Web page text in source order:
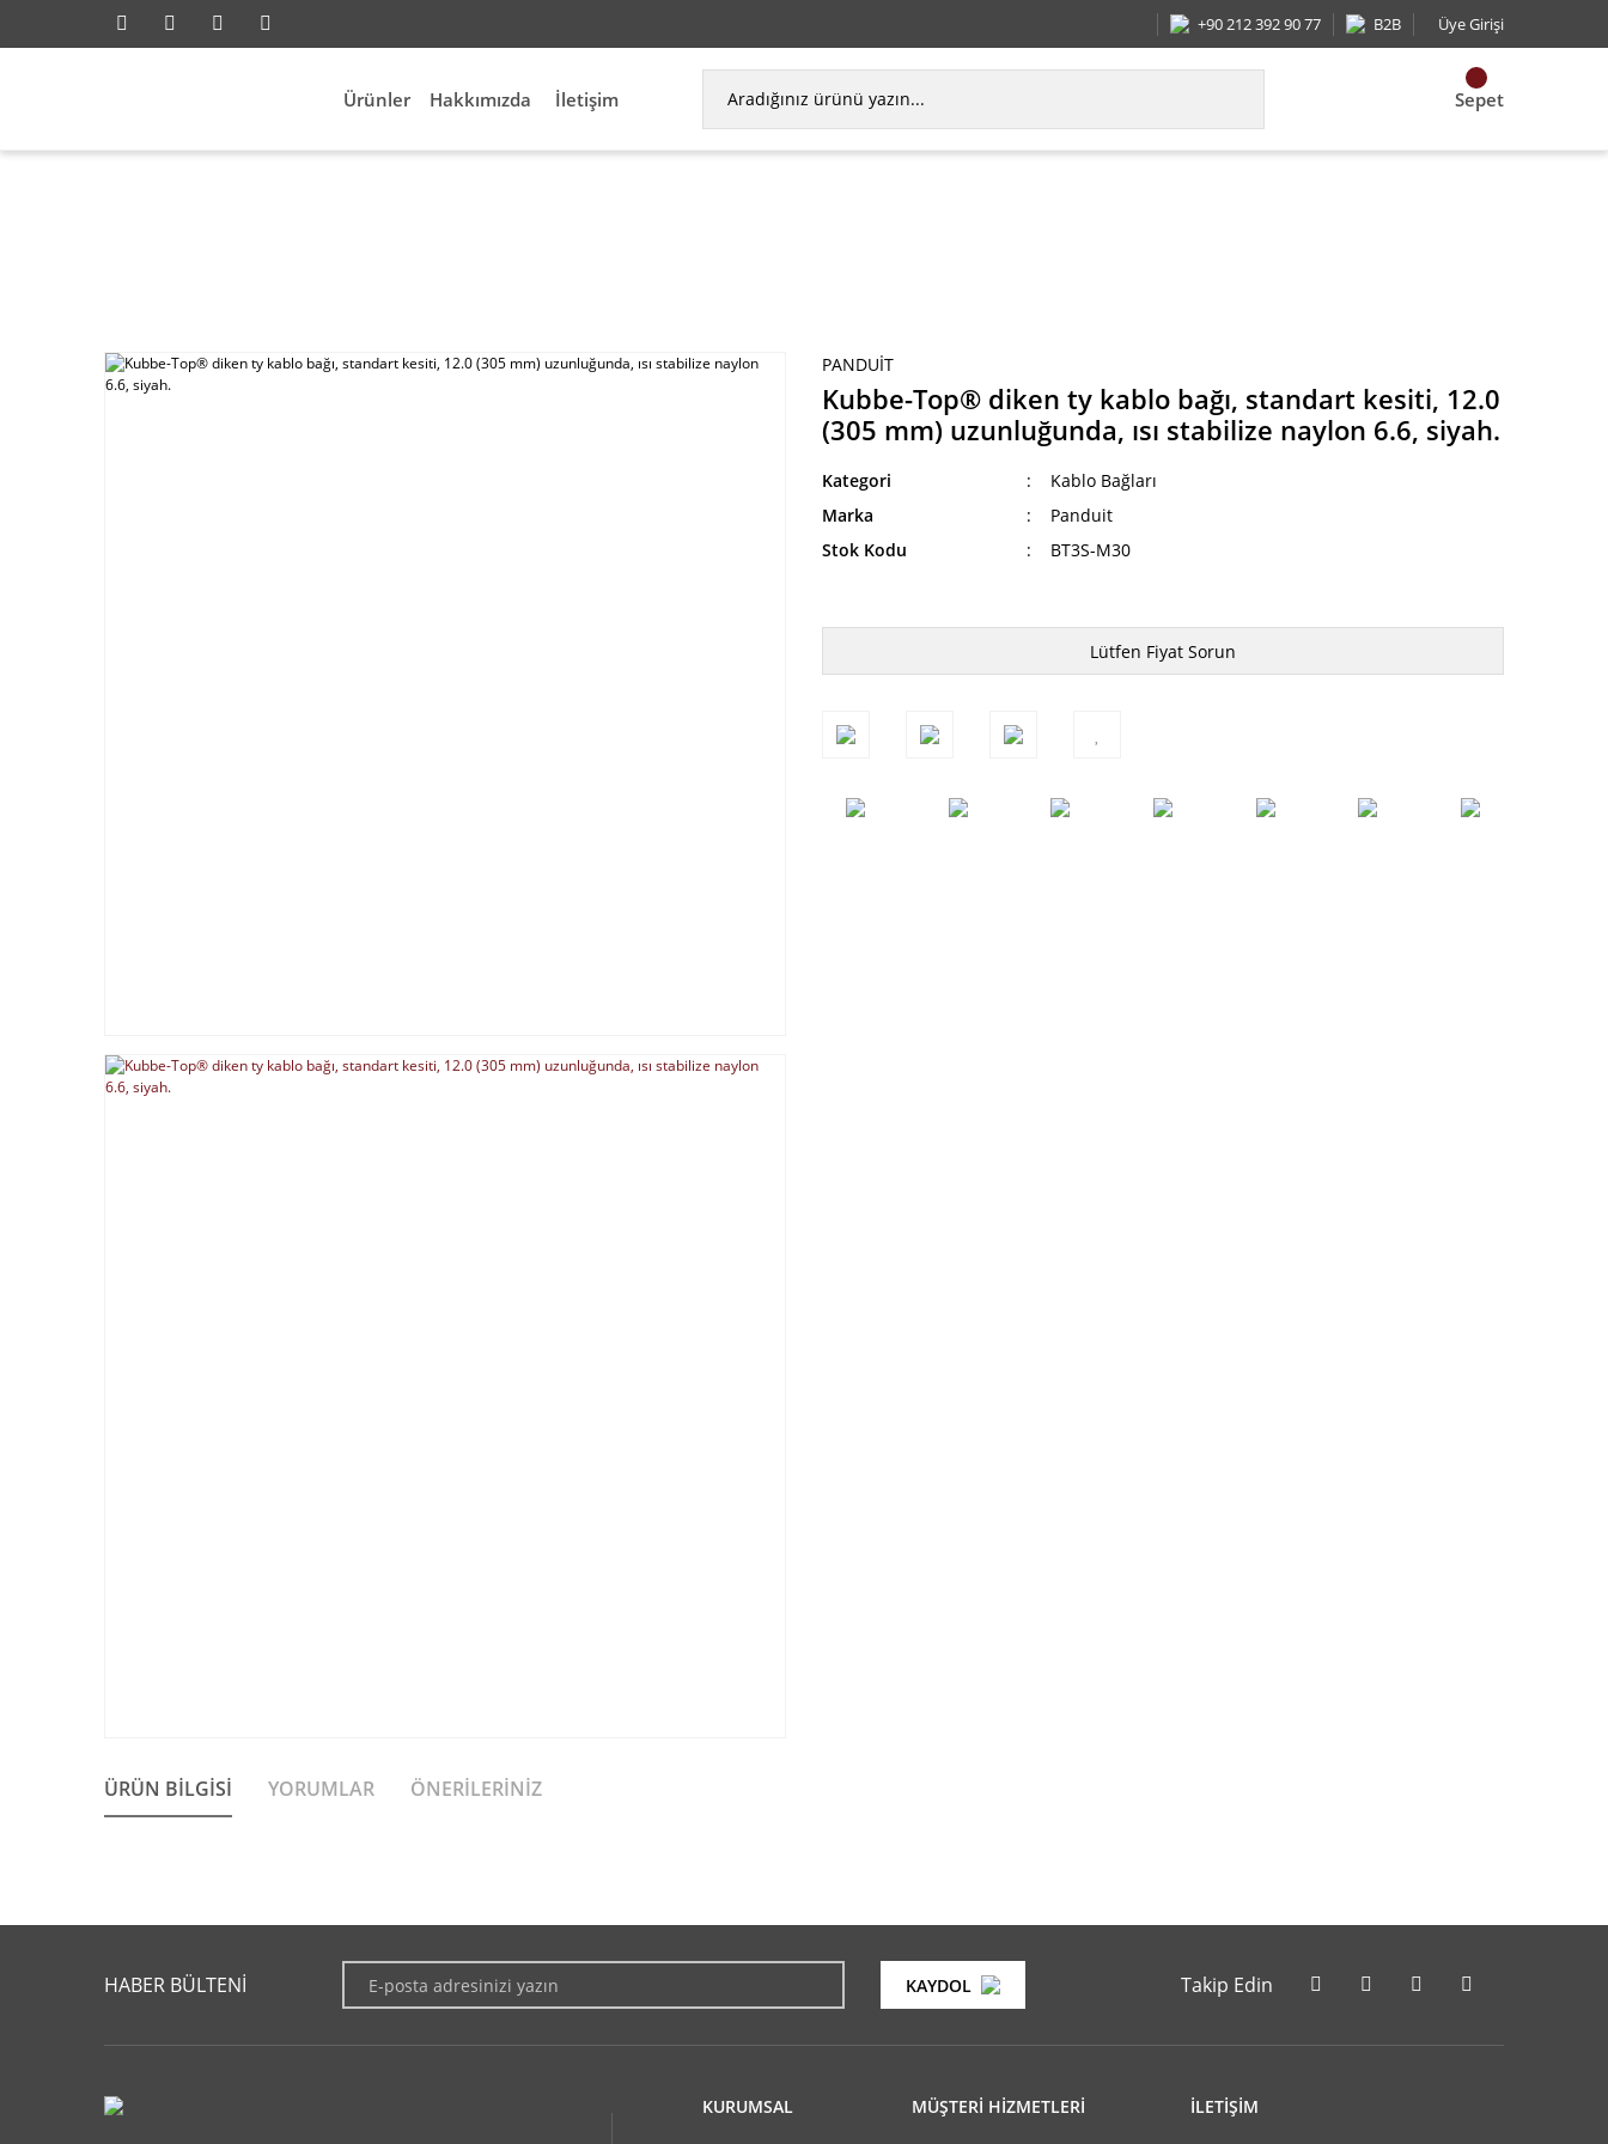
+90 212 392 90 77 B2B Üye Girişi
Ürünler Hakkımızda İletişim Sepet
PANDUIT
Kubbe-Top® diken ty kablo bağı, standart kesiti, 12.0
(305 mm) uzunluğunda, ısı stabilize naylon 6.6, siyah.
Kategori
Kablo Bağları
Marka
Panduit
Stok Kodu
BT3S-M30
Lütfen Fiyat Sorun
ÜRÜN BILGISI YORUMLAR ÖNERILERINIZ
Yorum Yaz
Görüş ve önerileriniz için teşekkür ederiz.
Ürün açıklamasında eksik bilgiler bulunuyor.
HABER BÜLTENİ KAYDOL Takip Edin
KURUMSAL MÜŞTERİ HİZMETLERİ İLETİŞİM